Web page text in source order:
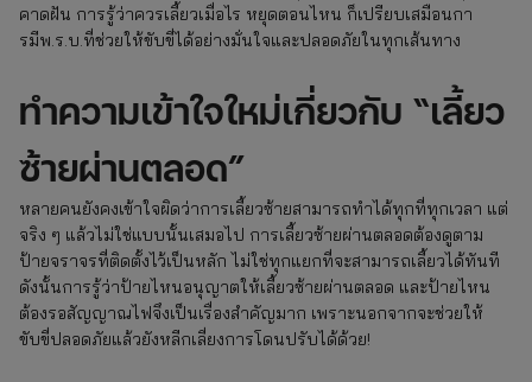
คาดฝัน การรู้ว่าควรเลี้ยวเมื่อไร หยุดตอนไหน ก็เปรียบเสมือนกา
รมีพ.ร.บ.ที่ช่วยให้ขับขี่ได้อย่างมั่นใจและปลอดภัยในทุกเส้นทาง
ทำความเข้าใจใหม่เกี่ยวกับ “เลี้ยว
ซ้ายผ่านตลอด”
หลายคนยังคงเข้าใจผิดว่าการเลี้ยวซ้ายสามารถทำได้ทุกที่ทุกเวลา แต่
จริง ๆ แล้วไม่ใช่แบบนั้นเสมอไป การเลี้ยวซ้ายผ่านตลอดต้องดูตาม
ป้ายจราจรที่ติดตั้งไว้เป็นหลัก ไม่ใช่ทุกแยกที่จะสามารถเลี้ยวได้ทันที
ดังนั้นการรู้ว่าป้ายไหนอนุญาตให้เลี้ยวซ้ายผ่านตลอด และป้ายไหน
ต้องรอสัญญาณไฟจึงเป็นเรื่องสำคัญมาก เพราะนอกจากจะช่วยให้
ขับขี่ปลอดภัยแล้วยังหลีกเลี่ยงการโดนปรับได้ด้วย!